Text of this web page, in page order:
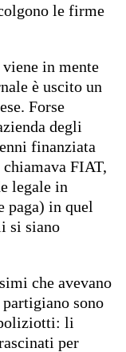
le firme
in mente
è uscito un
Forse
degli
finanziata
FIAT,
legale in
paga) in quel
si siano
che avevano
sono
li
per